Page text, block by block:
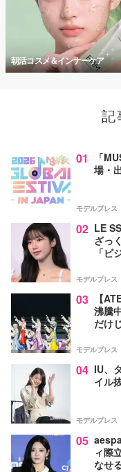
朝活コスメ＆インナーケア
記
01
「
場・
モデルプレス
02 LE
ざっ
「ビ
モデルプレス
03
【
沸騰
だけ
モデルプレス
04 IU、
イル
モデルプレス
05
ィ際
なせ